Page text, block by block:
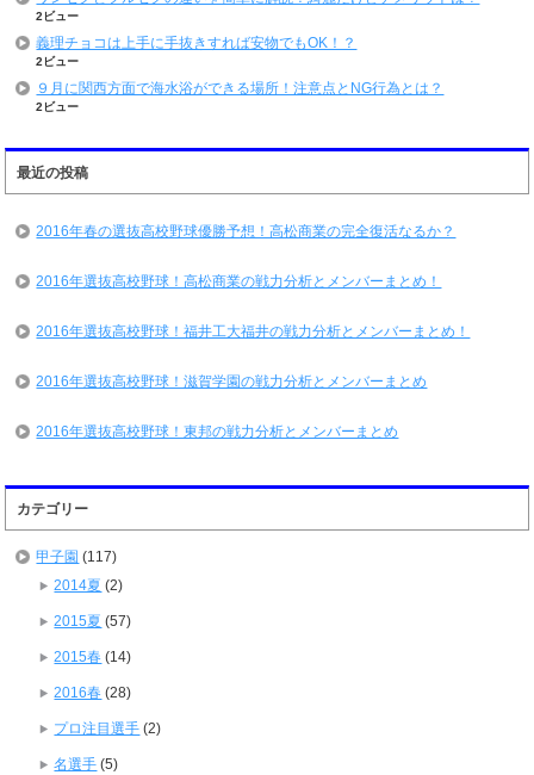
2ビュー
義理チョコは上手に手抜きすれば安物でもOK！？
2ビュー
９月に関西方面で海水浴ができる場所！注意点とNG行為とは？
2ビュー
最近の投稿
2016年春の選抜高校野球優勝予想！高松商業の完全復活なるか？
2016年選抜高校野球！高松商業の戦力分析とメンバーまとめ！
2016年選抜高校野球！福井工大福井の戦力分析とメンバーまとめ！
2016年選抜高校野球！滋賀学園の戦力分析とメンバーまとめ
2016年選抜高校野球！東邦の戦力分析とメンバーまとめ
カテゴリー
甲子園 (117)
2014夏 (2)
2015夏 (57)
2015春 (14)
2016春 (28)
プロ注目選手 (2)
名選手 (5)